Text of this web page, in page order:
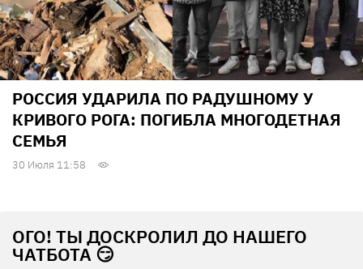
РОССИЯ УДАРИЛА ПО РАДУШНОМУ У
КРИВОГО РОГА: ПОГИБЛА МНОГОДЕТНАЯ
СЕМЬЯ
30 Июля 11:58
ОГО! ТЫ ДОСКРОЛИЛ ДО НАШЕГО
ЧАТБОТА 😏